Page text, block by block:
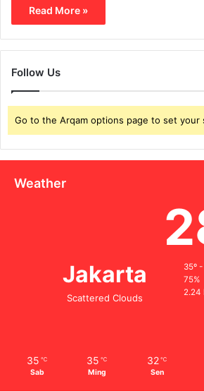
Read More »
Follow Us
Go to the Arqam options page to set your
Weather
Jakarta
Scattered Clouds
35º
75%
2.24
35 ℃
Sab
35 ℃
Ming
32 ℃
Sen